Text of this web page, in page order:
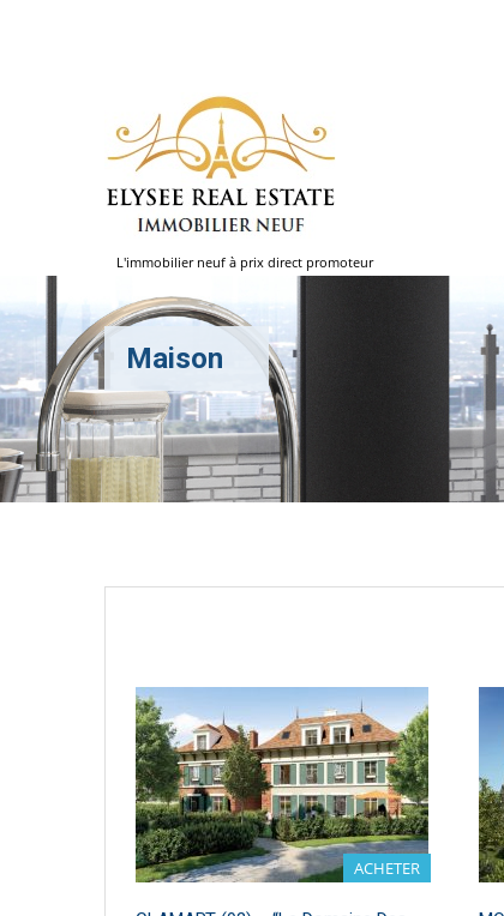
L'immobilier neuf à prix direct promoteur
Maison
ACHETER